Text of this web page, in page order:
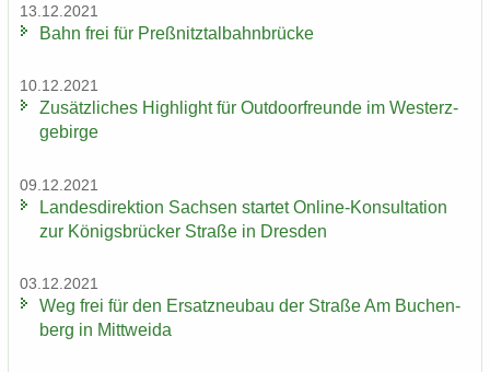
13.12.2021
Bahn frei für Preß­nitz­tal­bahn­brü­cke
10.12.2021
Zu­sätz­li­ches High­light für Out­door­freun­de im West­erz­
ge­bir­ge
09.12.2021
Lan­des­di­rek­ti­on Sach­sen star­tet Online-​Konsultation
zur Kö­nigs­brü­cker Stra­ße in Dres­den
03.12.2021
Weg frei für den Er­satz­neu­bau der Stra­ße Am Bu­chen­
berg in Mitt­wei­da